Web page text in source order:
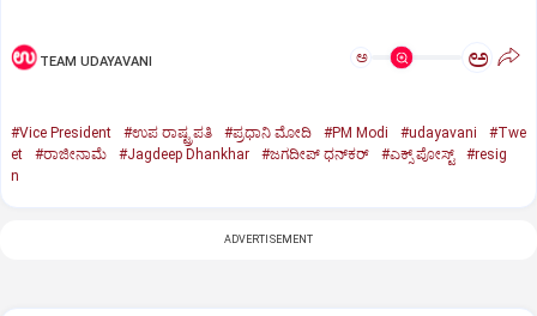
TEAM UDAYAVANI ಅ ಅ
#Vice President #ಉಪ ರಾಷ್ಟ್ರಪತಿ #ಪ್ರಧಾನಿ ಮೋದಿ #PM Modi #udayavani
#Twe
et
#ರಾಜೀನಾಮೆ #Jagdeep Dhankhar #ಜಗದೀಪ್‌ ಧನ್‌ಕರ್‌ #ಎಕ್ಸ್‌ ಪೋಸ್ಟ್
#resig
n
ADVERTISEMENT